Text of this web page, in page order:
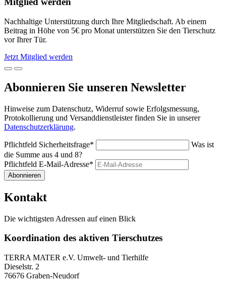
Nachhaltige Unterstützung durch Ihre Mitgliedschaft. Ab einem
Beitrag in Höhe von 5€ pro Monat unterstützen Sie den Tierschutz
vor Ihrer Tür.
Jetzt Mitglied werden
Abonnieren Sie unseren Newsletter
Hinweise zum Datenschutz, Widerruf sowie Erfolgsmessung,
Protokollierung und Versanddienstleister finden Sie in unserer
Datenschutzerklärung.
Pflichtfeld Sicherheitsfrage*
Was ist
die Summe aus 4 und 8?
Pflichtfeld E-Mail-Adresse*
Abonnieren
Kontakt
Die wichtigsten Adressen auf einen Blick
Koordination des aktiven Tierschutzes
TERRA MATER e.V. Umwelt- und Tierhilfe
Dieselstr. 2
76676 Graben-Neudorf